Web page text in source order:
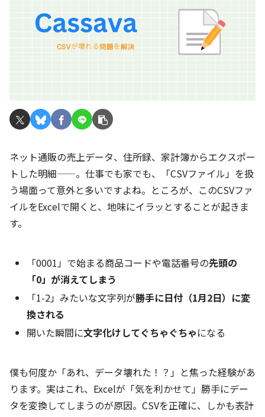
ネット通販の売上データ、住所録、家計簿からエクスポー
トした明細——。仕事でも家でも、「CSVファイル」を扱
う場面って意外と多いですよね。ところが、このCSVファ
イルをExcelで開くと、地味にイラッとすることが起きま
す。
「0001」で始まる商品コードや電話番号の先頭の
「0」が消えてしまう
「1-2」みたいな文字列が勝手に日付（1月2日）に変
換される
開いた瞬間に文字化けしてぐちゃぐちゃになる
僕も何度か「あれ、データ壊れた！？」と焦った経験があ
ります。実はこれ、Excelが「気を利かせて」勝手にデー
タを変換してしまうのが原因。CSVを正確に、しかも表計